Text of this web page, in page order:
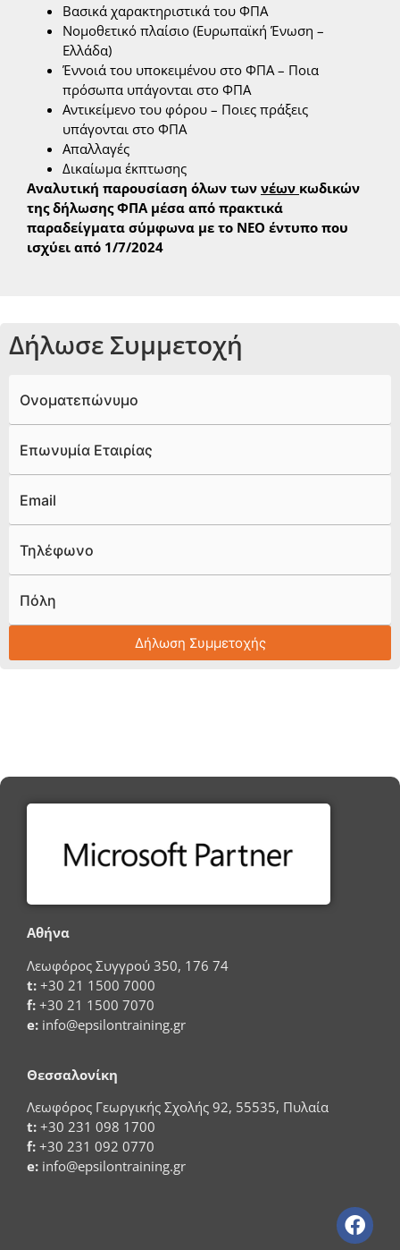
Βασικά χαρακτηριστικά του ΦΠΑ
Νομοθετικό πλαίσιο (Ευρωπαϊκή Ένωση –
Ελλάδα)
Έννοιά του υποκειμένου στο ΦΠΑ – Ποια
πρόσωπα υπάγονται στο ΦΠΑ
Αντικείμενο του φόρου – Ποιες πράξεις
υπάγονται στο ΦΠΑ
Απαλλαγές
Δικαίωμα έκπτωσης
Αναλυτική παρουσίαση όλων των νέων κωδικών
της δήλωσης ΦΠΑ μέσα από πρακτικά
παραδείγματα σύμφωνα με το ΝΕΟ έντυπο που
ισχύει από 1/7/2024
Δήλωσε Συμμετοχή
Ονοματεπώνυμο
Επωνυμία Εταιρίας
Email
Τηλέφωνο
Πόλη
Δήλωση Συμμετοχής
Αθήνα
Λεωφόρος Συγγρού 350, 176 74
t: +30 21 1500 7000
f: +30 21 1500 7070
e: info@epsilontraining.gr
Θεσσαλονίκη
Λεωφόρος Γεωργικής Σχολής 92, 55535, Πυλαία
t: +30 231 098 1700
f: +30 231 092 0770
e: info@epsilontraining.gr